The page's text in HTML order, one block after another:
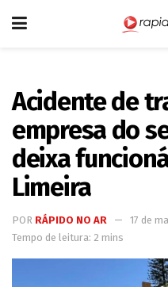
Acidente de
empresa do
deixa
Limeira
POR RÁPIDO NO AR
17 de
Tempo de leitura: 2 mins